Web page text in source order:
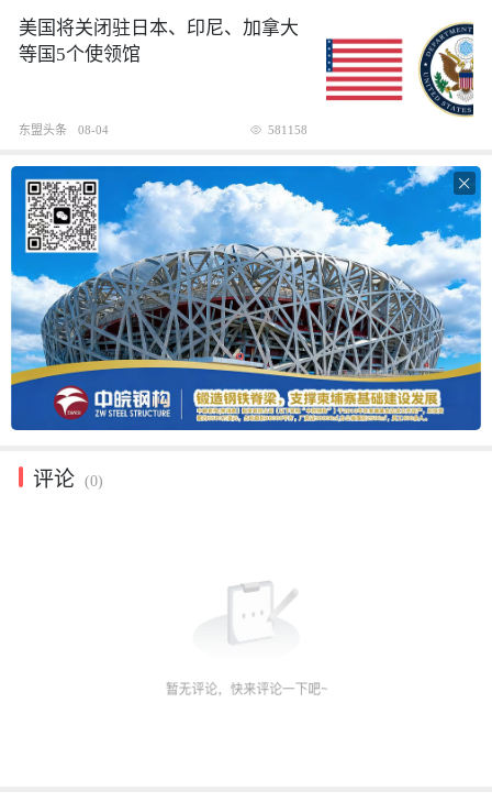
美国将关闭驻日本、印尼、加拿大
等国5个使领馆
东盟头条 08-04 581158

评论 (0)